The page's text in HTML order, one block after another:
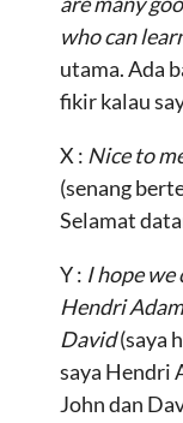
who can
utama. Ada
fikir kalau
X : Nice to
(senang
Selamat
Y : I hope we
Hendri
David(saya
saya Hendri
John dan